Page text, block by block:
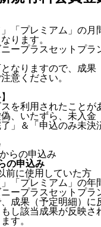
」「プレミアム」の
ります。
ニープラスセットプラ
なりますので、成果
意ください。
スを利用されたことが
、いたずら、未入金
了」＆「申込のみ未
らの申込み
の申込み
前に使用していた方
」「プレミアム」の年
ニープラスセットプラ
成果（予定明細）に
し該当成果が反映さ
す。